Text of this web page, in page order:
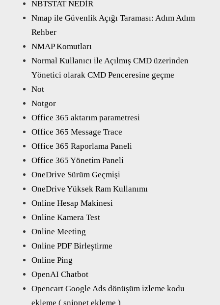
NBTSTAT NEDİR
Nmap ile Güvenlik Açığı Taraması: Adım Adım
Rehber
NMAP Komutları
Normal Kullanıcı ile Açılmış CMD üzerinden
Yönetici olarak CMD Penceresine geçme
Not
Notgor
Office 365 aktarım parametresi
Office 365 Message Trace
Office 365 Raporlama Paneli
Office 365 Yönetim Paneli
OneDrive Sürüm Geçmişi
OneDrive Yüksek Ram Kullanımı
Online Hesap Makinesi
Online Kamera Test
Online Meeting
Online PDF Birleştirme
Online Ping
OpenAI Chatbot
Opencart Google Ads dönüşüm izleme kodu
ekleme ( snippet ekleme )